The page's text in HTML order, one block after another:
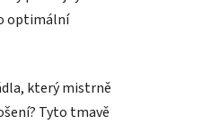
optimální
který mistrně
Tyto tmavě